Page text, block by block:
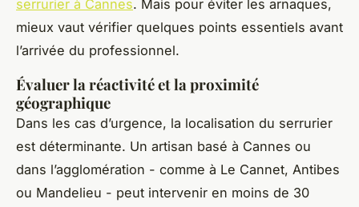
serrurier à Cannes. Mais pour éviter les arnaques,
mieux vaut vérifier quelques points essentiels avant
l’arrivée du professionnel.
Évaluer la réactivité et la proximité
géographique
Dans les cas d’urgence, la localisation du serrurier
est déterminante. Un artisan basé à Cannes ou
dans l’agglomération - comme à Le Cannet, Antibes
ou Mandelieu - peut intervenir en moins de 30